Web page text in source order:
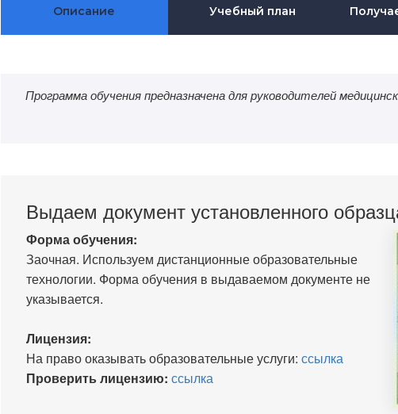
Описание Учебный план
Программа обучения предназначена для руководителей
Выдаем документ установленного
Форма обучения:
Заочная. Используем дистанционные образовательные
технологии. Форма обучения в выдаваемом документе не
указывается.
Лицензия:
На право оказывать образовательные услуги: ссылка
Проверить лицензию: ссылка